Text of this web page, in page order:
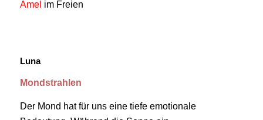
Amel im Freien
Luna
Mondstrahlen
Der Mond hat für uns eine tiefe emotionale